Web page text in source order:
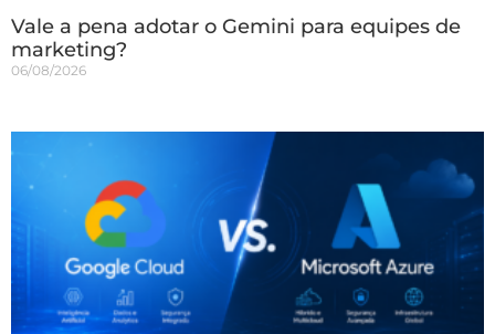
Vale a pena adotar o Gemini para equipes de
marketing?
06/08/2026